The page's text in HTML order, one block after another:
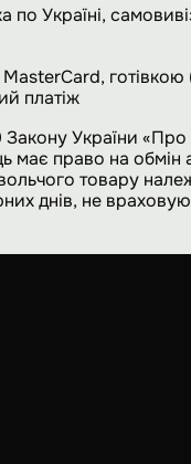
по Україні,
готівкою
платіж
Закону України
має право на обмін
товару
днів, не